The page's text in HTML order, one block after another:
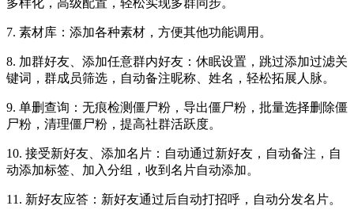
多样化，高级配置，轻松实现多群同步。
7. 素材库：添加各种素材，方便其他功能调用。
8. 加群好友、添加任意群内好友：休眠设置，跳过添加过滤关
键词，群成员筛选，自动备注昵称、姓名，轻松拓展人脉。
9. 单删查询：无痕检测僵尸粉，导出僵尸粉，批量选择删除僵
尸粉，清理僵尸粉，提高社群活跃度。
10. 接受新好友、添加名片：自动通过新好友，自动备注，自
动添加标签、加入分组，收到名片自动添加。
11. 新好友应答：新好友通过后自动打招呼，自动分发名片。